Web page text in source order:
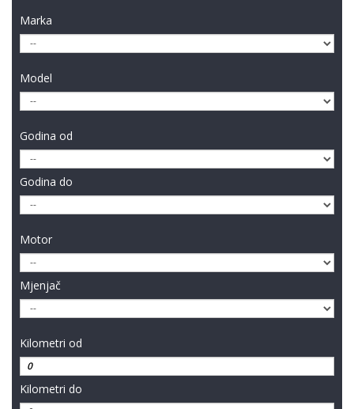
Marka
Model
Godina od
Godina do
Motor
Mjenjač
Kilometri od
Kilometri do